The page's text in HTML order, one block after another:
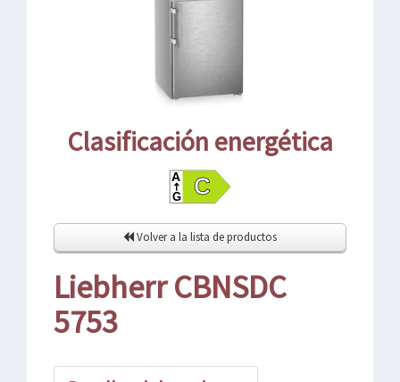
Clasificación energética
Volver a la lista de productos
Liebherr CBNSDC
5753